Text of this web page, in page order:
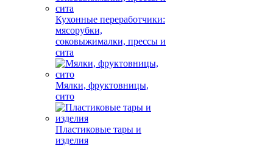
Кухонные переработчики:
мясорубки,
соковыжималки, прессы и
сита
Мялки, фруктовницы,
сито
Пластиковые тары и
изделия